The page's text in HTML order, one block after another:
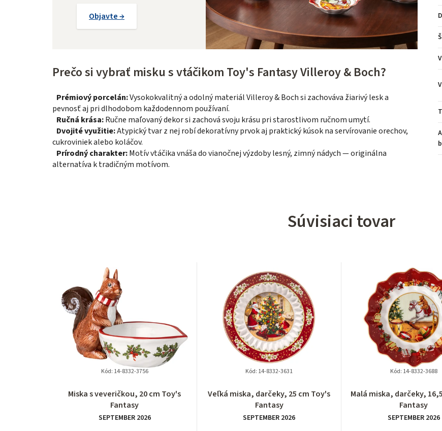
Objavte →
Prečo si vybrať misku s vtáčikom Toy's Fantasy Villeroy & Boch?
Prémiový porcelán:Vysokokvalitný a odolný materiál Villeroy & Boch si zachováva žiarivý lesk a
pevnosť aj pri dlhodobom každodennom používaní.
Ručná krása:Ručne maľovaný dekor si zachová svoju krásu pri starostlivom ručnom umytí.
Dvojité využitie:Atypický tvar z nej robí dekoratívny prvok aj praktický kúsok na servírovanie orechov,
cukroviniek alebo koláčov.
Prírodný charakter:Motív vtáčika vnáša do vianočnej výzdoby lesný, zimný nádych — originálna
alternatíva k tradičným motívom.
Súvisiaci tovar
Miska s veveričkou, 20 cm Toy's
Fantasy
SEPTEMBER 2026
Kód: 14-8332-3756
Veľká miska, darčeky, 25 cm Toy's
Fantasy
SEPTEMBER 2026
Kód: 14-8332-3631
Malá miska, darčeky,
Fantasy
SEPTEMBER 2026
Kód: 14-8332-3688